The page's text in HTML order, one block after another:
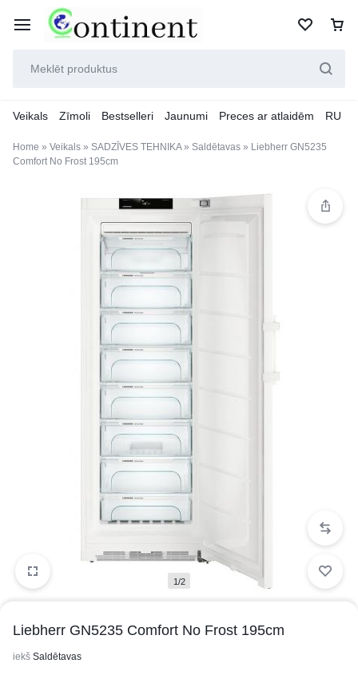
Veikals Zīmoli Bestselleri Jaunumi Preces ar atlaidēm RU
Home » Veikals » SADZĪVES TEHNIKA» Saldētavas » Liebherr GN5235
Comfort No Frost 195cm
1/2
Liebherr GN5235 Comfort No Frost 195cm
iekš Saldētavas